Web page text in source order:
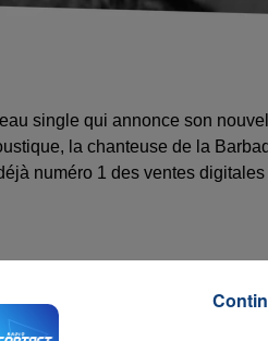
single qui annonce son nouvel
la chanteuse de la
numéro 1 des ventes digitales
il n'y avait plus d'opus de puis
Sam Smith mais aussi Calvin